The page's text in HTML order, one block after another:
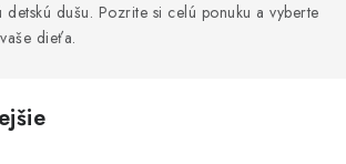
detskú dušu. Pozrite si celú ponuku a vyberte
dieťa.